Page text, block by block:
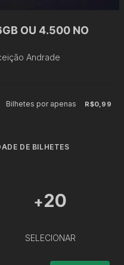
OU 4.500 NO
Andrade
Bilhetes por apenas R$0,99
DE BILHETES
+20
SELECIONAR